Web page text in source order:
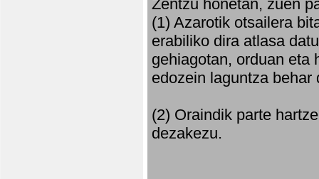
Zentzu honetan, zuen
(1) Azarotik otsailera
erabiliko dira atlasa
gehiagotan, orduan eta
edozein laguntza behar
(2) Oraindik parte
dezakezu.